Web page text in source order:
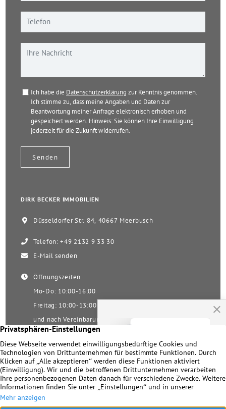
Ich habe die Datenschutzerklärung zur Kenntnis genommen.
Ich stimme zu, dass meine Angaben und Daten zur
Beantwortung meiner Anfrage elektronisch erhoben und
gespeichert werden. Hinweis: Sie können Ihre Einwilligung
jederzeit für die Zukunft widerrufen.
DIRK BECKER IMMOBILIEN
Düsseldorfer Str. 84, 40667 Meerbusch
Telefon: +49 2132 9 33 30
E-Mail senden
Öffnungszeiten
Mo-Do: 10:00-16:00
Freitag: 10:00-13:00
und nach Vereinbarung
Samstag nach Vereinbarung!
Unsere Facebookseite
Impressum | Datenschutz | Kontakt